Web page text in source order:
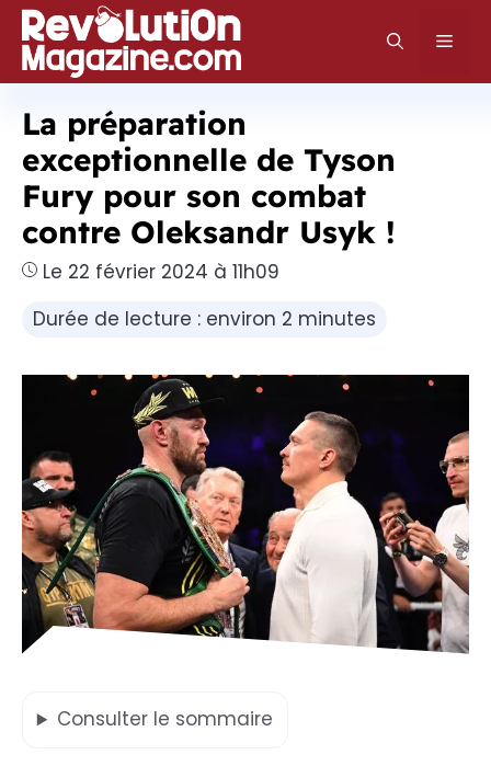
Aller
au
contenu
La préparation
exceptionnelle de Tyson
Fury pour son combat
contre Oleksandr Usyk !
Le 22 février 2024 à 11h09
Durée de lecture : environ 2 minutes
Consulter le sommaire